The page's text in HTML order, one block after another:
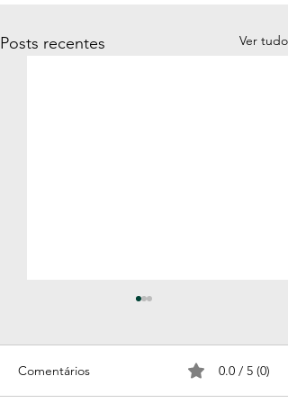
Posts recentes Ver tudo
Comentários 0.0 / 5 (0)